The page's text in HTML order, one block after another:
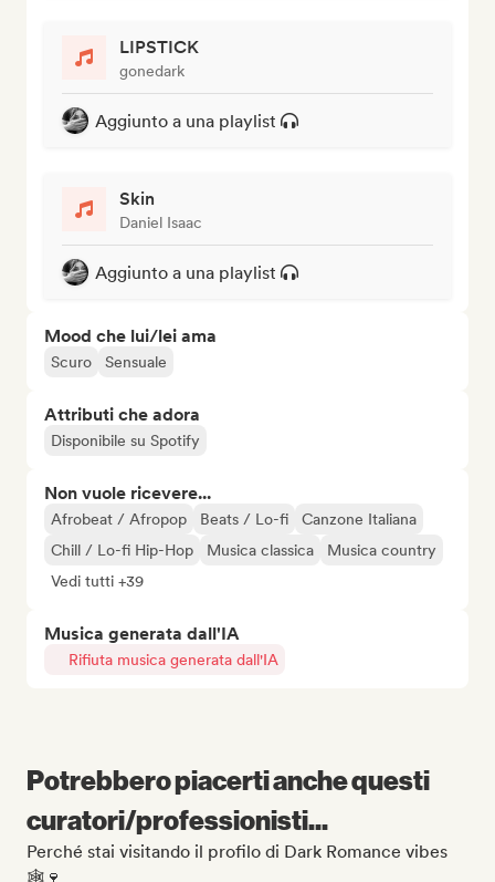
LIPSTICK
gonedark
Aggiunto a una playlist
Skin
Daniel Isaac
Aggiunto a una playlist
Mood che lui/lei ama
Scuro Sensuale
Attributi che adora
Disponibile su Spotify
Non vuole ricevere...
Afrobeat / Afropop Beats / Lo-fi
Canzone Italiana
Chill / Lo-fi Hip-Hop
Musica classica
Musica country
Vedi tutti +39
Musica generata dall'IA
Rifiuta musica generata dall'IA
Potrebbero piacerti anche questi
curatori/professionisti...
Perché stai visitando il profilo di Dark Romance vibes